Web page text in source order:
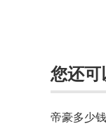
您还可
帝豪多少钱